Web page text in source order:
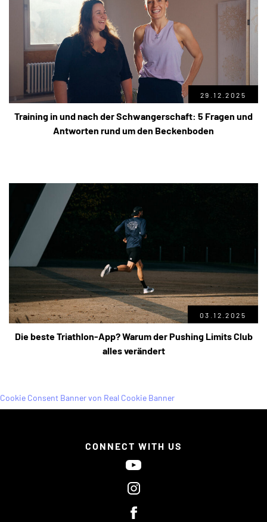
29.12.2025
Training in und nach der Schwangerschaft: 5 Fragen und
Antworten rund um den Beckenboden
03.12.2025
Die beste Triathlon-App? Warum der Pushing Limits Club
alles verändert
CONNECT WITH US
Cookie Consent Banner von Real Cookie Banner